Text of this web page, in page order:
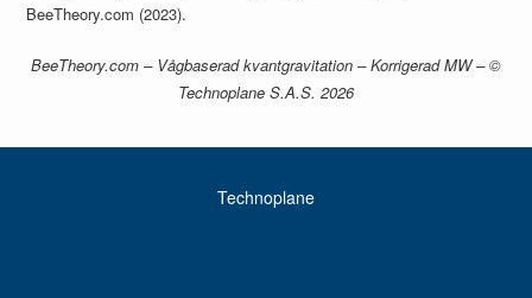
BeeTheory.com (2023).
BeeTheory.com – Vågbaserad kvantgravitation – Korrigerad MW – ©
Technoplane S.A.S. 2026
Technoplane